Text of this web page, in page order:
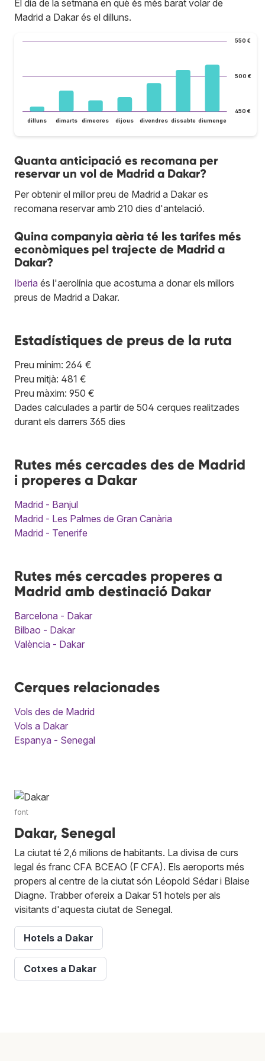
El dia de la setmana en què és més barat volar de
Madrid a Dakar és el dilluns.
450 €
500 €
550 €
dilluns dimarts dimecres dijous divendres dissabte diumenge
Quanta anticipació es recomana per
reservar un vol de Madrid a Dakar?
Per obtenir el millor preu de Madrid a Dakar es
recomana reservar amb 210 dies d'antelació.
Quina companyia aèria té les tarifes més
econòmiques pel trajecte de Madrid a
Dakar?
Iberia és l'aerolínia que acostuma a donar els millors
preus de Madrid a Dakar.
Estadístiques de preus de la ruta
Preu mínim: 264 €
Preu mitjà: 481 €
Preu màxim: 950 €
Dades calculades a partir de 504 cerques realitzades
durant els darrers 365 dies
Rutes més cercades des de Madrid
i properes a Dakar
Madrid - Banjul
Madrid - Les Palmes de Gran Canària
Madrid - Tenerife
Rutes més cercades properes a
Madrid amb destinació Dakar
Barcelona - Dakar
Bilbao - Dakar
València - Dakar
Cerques relacionades
Vols des de Madrid
Vols a Dakar
Espanya - Senegal
font
Dakar, Senegal
La ciutat té 2,6 milions de habitants. La divisa de curs
legal és franc CFA BCEAO (F CFA). Els aeroports més
propers al centre de la ciutat són Léopold Sédar i Blaise
Diagne. Trabber ofereix a Dakar 51 hotels per als
visitants d'aquesta ciutat de Senegal.
Hotels a Dakar
Cotxes a Dakar